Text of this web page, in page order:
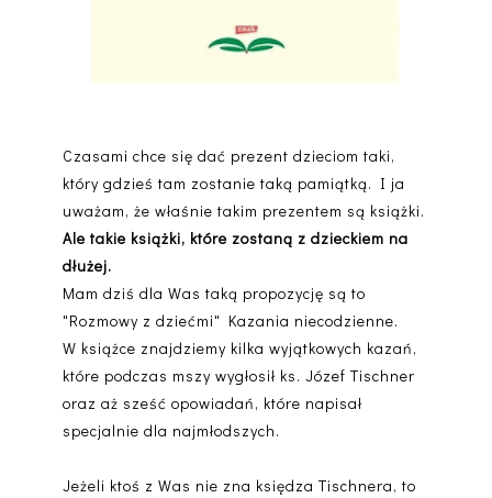
Czasami chce się dać prezent dzieciom taki,
który gdzieś tam zostanie taką pamiątką. I ja
uważam, że właśnie takim prezentem są książki.
Ale takie książki, które zostaną z dzieckiem na
dłużej.
Mam dziś dla Was taką propozycję są to
"Rozmowy z dziećmi" Kazania niecodzienne.
W książce znajdziemy kilka wyjątkowych kazań,
które podczas mszy wygłosił ks. Józef Tischner
oraz aż sześć opowiadań, które napisał
specjalnie dla najmłodszych.
Jeżeli ktoś z Was nie zna księdza Tischnera, to